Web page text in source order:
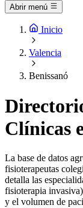
Abrir menú
Inicio
Valencia
Benissanó
Clínicas
La base de datos
fisioterapeutas
detalla las
fisioterapia
y el volumen de